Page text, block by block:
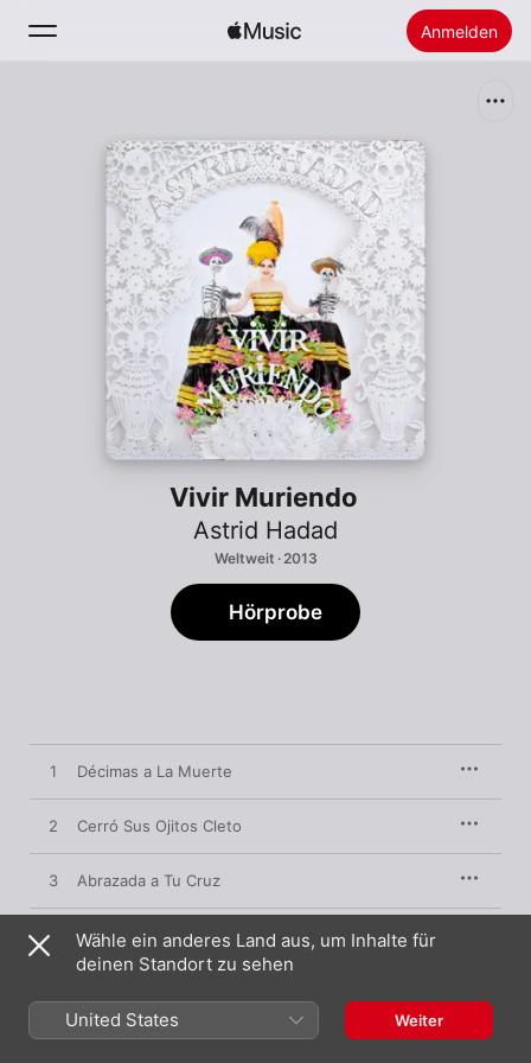
Anmelden
Startseite
Apple Music installieren
Vivir Muriendo
Astrid Hadad
Weltweit · 2013
Hörprobe
1 Décimas a La Muerte
2 Cerró Sus Ojitos Cleto
3 Abrazada a Tu Cruz
4 A Mi Me Mató La Vida
6 Boda Negra
Wähle ein anderes Land aus, um Inhalte für
deinen Standort zu sehen
United States Weiter